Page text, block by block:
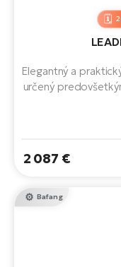
Elegantný a
určený
každodenné
2 087 €
Bafang